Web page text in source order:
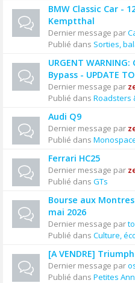
BMW Classic Car -
Kemptthal
Dernier message par
Publié dans Sorties,
URGENT
Bypass - UPDATE
Dernier message par
Publié dans Roadsters
Audi Q9
Dernier message par
Publié dans
Ferrari HC25
Dernier message par
Publié dans GTs
Bourse aux
mai 2026
Dernier message par
Publié dans Culture,
[A VENDRE]
Dernier message par
Publié dans Petites